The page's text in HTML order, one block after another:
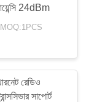
24dBm
MOQ:1PCS
রেডিও
সাপোর্ট